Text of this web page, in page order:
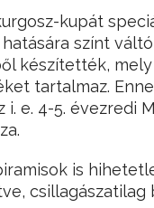
kupát
színt
készítették,
tartalmaz.
i. e. 4-5. évezredi
is
csillagászatilag